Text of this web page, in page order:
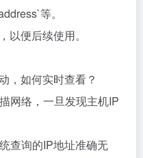
等。
以便后续使用。
，如何实时查看？
网络，一旦发现主机IP
查询的IP地址准确无